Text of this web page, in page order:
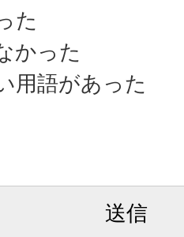
た
かった
用語があった